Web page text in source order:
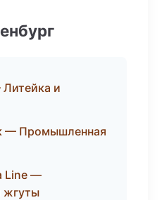
и
— Промышленная
Line —
жгуты